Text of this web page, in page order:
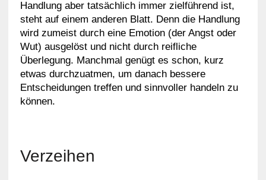
Handlung aber tatsächlich immer zielführend ist,
steht auf einem anderen Blatt. Denn die Handlung
wird zumeist durch eine Emotion (der Angst oder
Wut) ausgelöst und nicht durch reifliche
Überlegung. Manchmal genügt es schon, kurz
etwas durchzuatmen, um danach bessere
Entscheidungen treffen und sinnvoller handeln zu
können.
Verzeihen